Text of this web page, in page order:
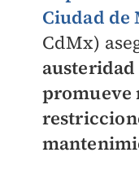
Ciudad de
CdMx)
promueve